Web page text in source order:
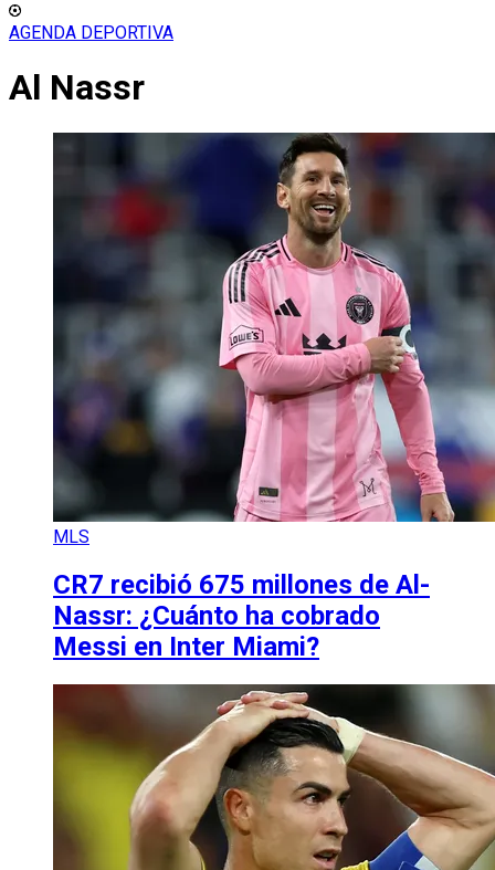
AGENDA DEPORTIVA
Al Nassr
MLS
CR7 recibió 675 millones de Al-
Nassr: ¿Cuánto ha cobrado
Messi en Inter Miami?